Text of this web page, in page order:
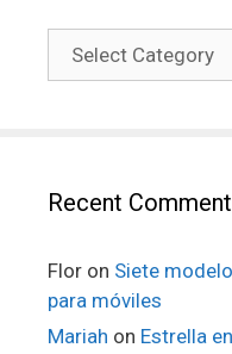
Recent
Flor on Siete
para móviles
Mariah on Estrella